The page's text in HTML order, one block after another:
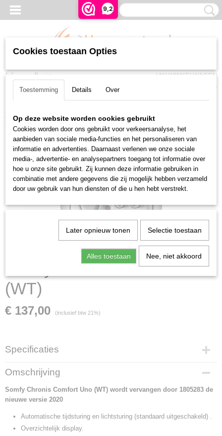
9,2
Inloggen Registreren
UW WINKELWAGEN
(0)
Home > Bedieningen Bedraad WT > Somfy Chronis Comfort Uno (WT)
Somfy Chronis Comfort Uno
(WT)
€ 137,00 (inclusief btw 21%)
Specificaties
Productcode
1805169
Productcode leverancier
1805169
Omschrijving
Somfy Chronis Comfort Uno (WT) wordt vervangen door 1805283 de
nieuwe versie 2020
Automatische tijdsturing en lichtsturing (standaard uitgeschakeld) .
Overzichtelijk display.
Cookies toestaan Opties
Toestemming Details Over
Op deze website worden cookies gebruikt
Cookies worden door ons gebruikt voor verkeersanalyse, het
aanbieden van sociale media-functies en het personaliseren van
informatie en advertenties. Daarnaast verlenen we onze sociale
media-, advertentie- en analysepartners toegang tot informatie over
hoe u onze site gebruikt. Zij kunnen deze informatie gebruiken in
combinatie met andere gegevens die zij mogelijk hebben verzameld
door uw gebruik van hun diensten of die u hen hebt verstrekt.
Later opnieuw tonen Selectie toestaan
Alles toestaan Nee, niet akkoord